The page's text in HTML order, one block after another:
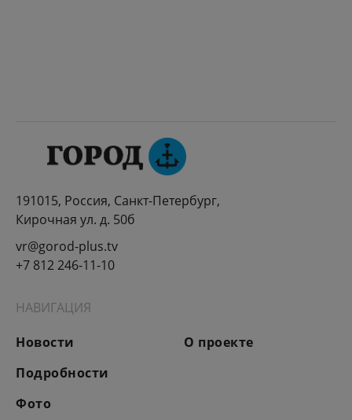
191015, Россия, Санкт-Петербург,
Кирочная ул. д. 50б
vr@gorod-plus.tv
+7 812 246-11-10
НАВИГАЦИЯ
Новости
Подробности
Фото
О проекте